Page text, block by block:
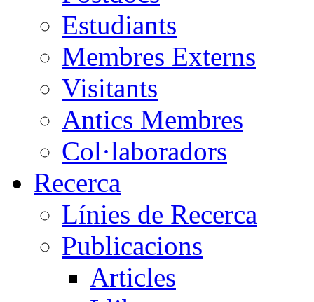
Estudiants
Membres Externs
Visitants
Antics Membres
Col·laboradors
Recerca
Línies de Recerca
Publicacions
Articles